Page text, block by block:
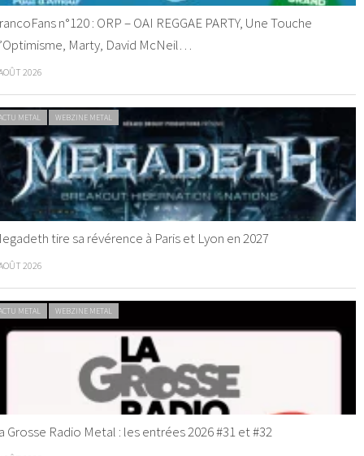
n°120 : ORP – OAI REGGAE PARTY, Une Touche
Marty, David McNeil…
2026
METAL WEBZINE METAL
tire sa révérence à Paris et Lyon en 2027
2026
METAL WEBZINE METAL
Grosse Radio Metal : les entrées 2026 #31 et #32